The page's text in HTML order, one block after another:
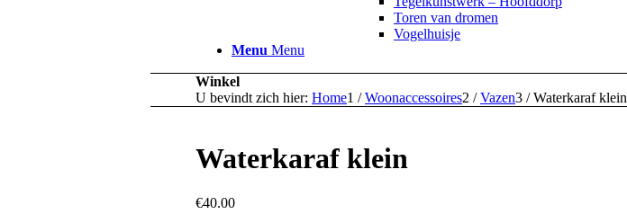
Toren van dromen
Vogelhuisje
Menu Menu
Winkel
U bevindt zich hier: Home1 / Woonaccessoires2 / Vazen3 / Waterkaraf klein
Waterkaraf klein
€40.00